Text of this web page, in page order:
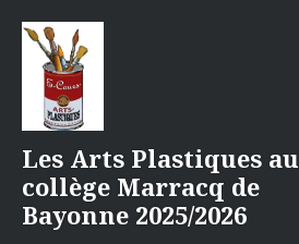
contenu
Les Arts Plastiques au
collège Marracq de
Bayonne 2025/2026